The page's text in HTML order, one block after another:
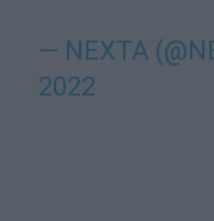
— NEXTA
2022